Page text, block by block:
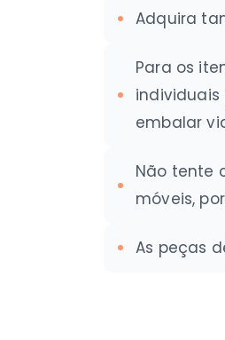
Adquira
Para os
embalar
Não tente
móveis,
As peças